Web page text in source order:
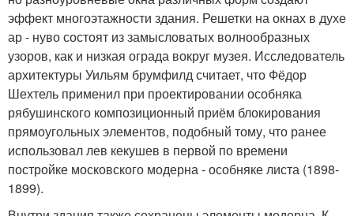
эффект многоэтажности здания. Решетки на окнах в духе
ар - нуво состоят из замысловатых волнообразных
узоров, как и низкая ограда вокруг музея. Исследователь
архитектуры Уильям брумфилд считает, что Фёдор
Шехтель применил при проектировании особняка
рябушинского композиционный приём блокирования
прямоугольных элементов, подобный тому, что ранее
использовал лев кекушев в первой по времени
постройке московского модерна - особняке листа (1898-
1899).